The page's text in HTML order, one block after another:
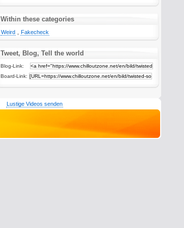
Within these categories
Weird Fakecheck
Tweet, Blog, Tell the world
Blog-Link:
Board-Link:
Lustige Videos senden